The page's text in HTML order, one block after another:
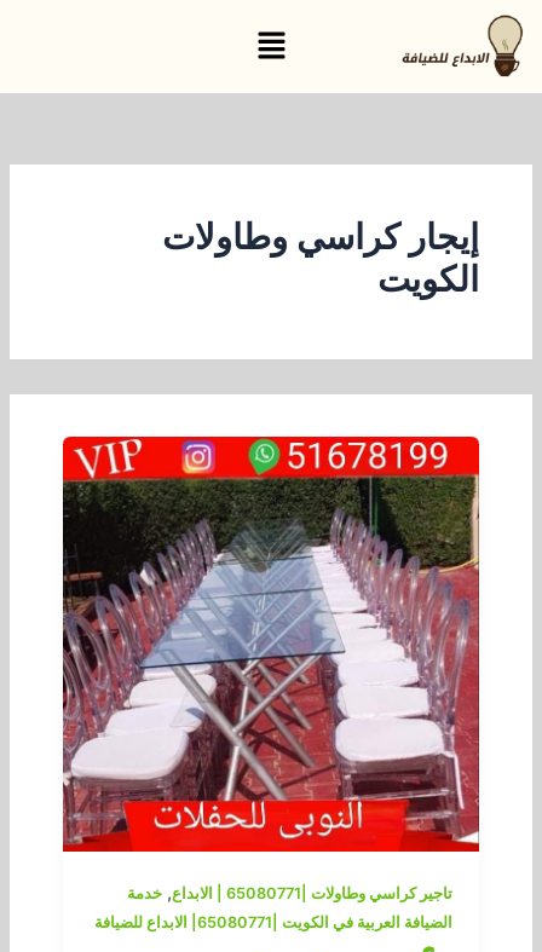
تخطي
إلى
المحتوى
القائمة
إيجار كراسي وطاولات
الكويت
تاجير كراسي وطاولات |65080771 | الابداع ,خدمة
الضيافة العربية في الكويت |65080771| الابداع للضيافة